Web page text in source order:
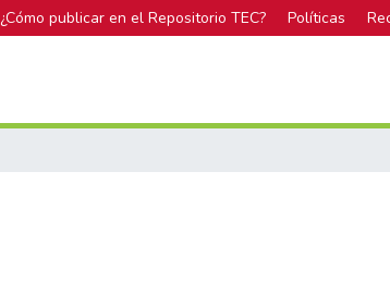
¿Cómo publicar en el Repositorio TEC? Políticas